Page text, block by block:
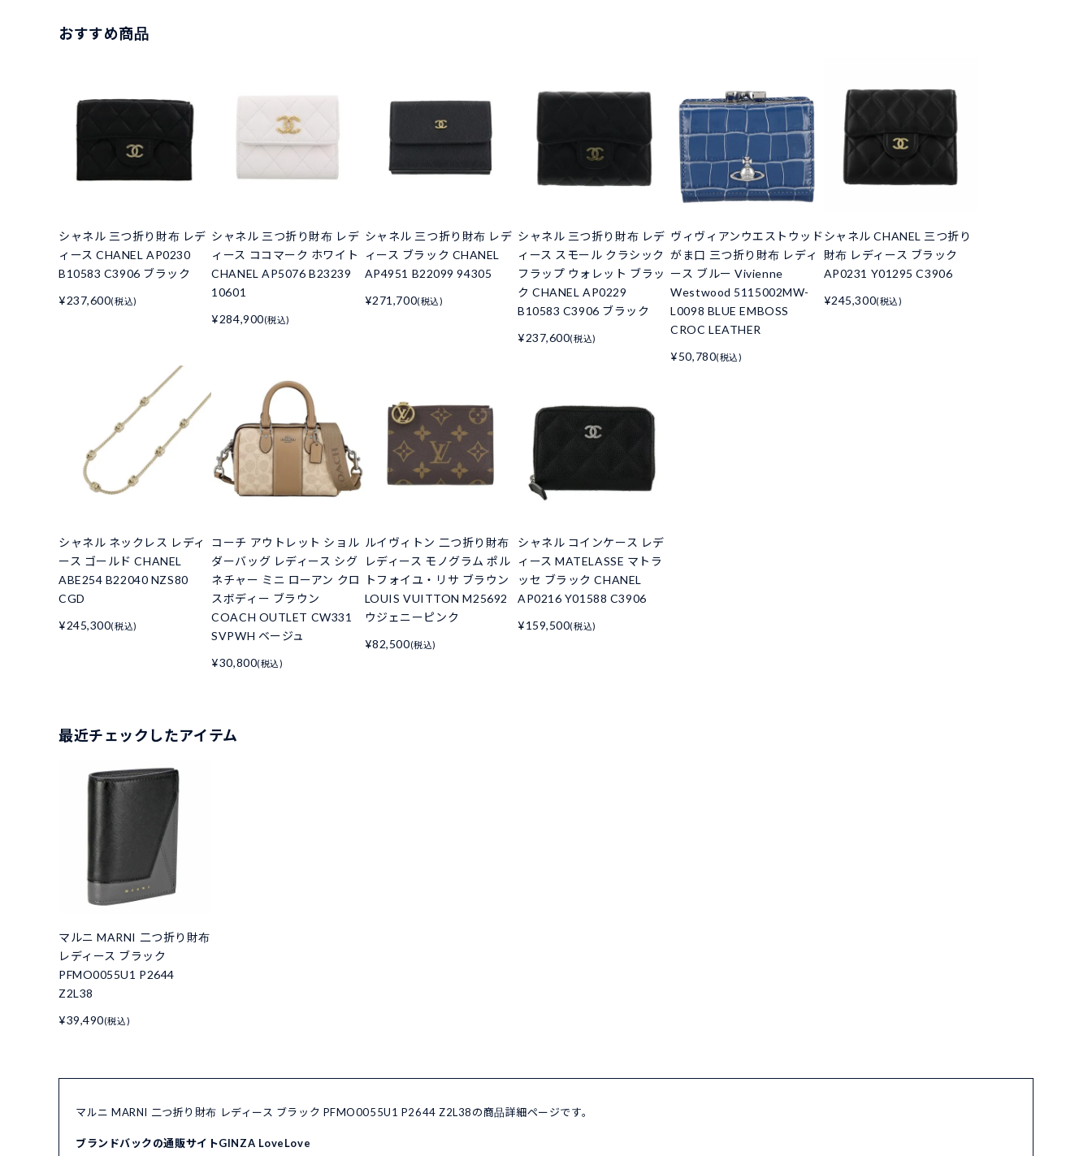
おすすめ商品
シャネル 三つ折り財布 レデ
ィース CHANEL AP0230
B10583 C3906 ブラック
¥237,600(税込)
シャネル 三つ折り財布 レデ
ィース ココマーク ホワイト
CHANEL AP5076 B23239
10601
¥284,900(税込)
シャネル 三つ折り財布 レデ
ィース ブラック CHANEL
AP4951 B22099 94305
¥271,700(税込)
シャネル 三つ折り財布 レデ
ィース スモール クラシック
フラップ ウォレット ブラッ
ク CHANEL AP0229
B10583 C3906 ブラック
¥237,600(税込)
ヴィヴィアンウエストウッド
がま口 三つ折り財布 レディ
ース ブルー Vivienne
Westwood 5115002MW-
L0098 BLUE EMBOSS
CROC LEATHER
¥50,780(税込)
シャネル CHANEL 三つ折り
財布 レディース ブラック
AP0231 Y01295 C3906
¥245,300(税込)
シャネル ネックレス レディ
ース ゴールド CHANEL
ABE254 B22040 NZS80
CGD
¥245,300(税込)
コーチ アウトレット ショル
ダーバッグ レディース シグ
ネチャー ミニ ローアン クロ
スボディー ブラウン
COACH OUTLET CW331
SVPWH ベージュ
¥30,800(税込)
ルイヴィトン 二つ折り財布
レディース モノグラム ポル
トフォイユ・リサ ブラウン
LOUIS VUITTON M25692
ウジェニーピンク
¥82,500(税込)
シャネル コインケース レデ
ィース MATELASSE マトラ
ッセ ブラック CHANEL
AP0216 Y01588 C3906
¥159,500(税込)
最近チェックしたアイテム
マルニ MARNI 二つ折り財布
レディース ブラック
PFMO0055U1 P2644
Z2L38
¥39,490(税込)
マルニ MARNI 二つ折り財布 レディース ブラック PFMO0055U1 P2644 Z2L38の商品詳細ページです。
ブランドバックの通販サイトGINZA LoveLove